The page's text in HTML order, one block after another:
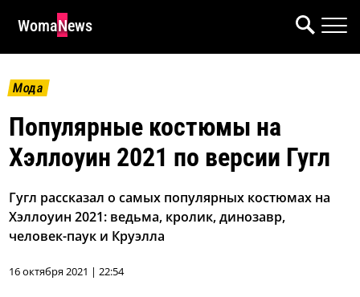
WomaNews
Мода
Популярные костюмы на
Хэллоуин 2021 по версии Гугл
Гугл рассказал о самых популярных костюмах на
Хэллоуин 2021: ведьма, кролик, динозавр,
человек-паук и Круэлла
16 октября 2021 | 22:54